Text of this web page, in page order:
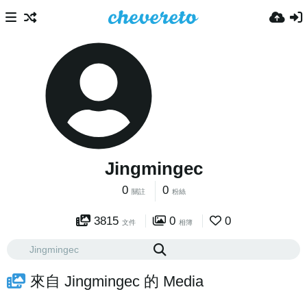
Jingmingec
0 關註 0 粉絲
3815 文件 0 相簿 0
來自 Jingmingec 的 Media